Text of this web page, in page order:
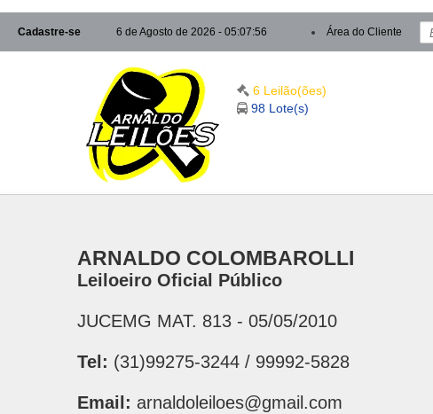
Cadastre-se 6 de Agosto de 2026 - 05:07:56 Área do Cliente
6 Leilão(ões)
98 Lote(s)
ARNALDO COLOMBAROLLI
Leiloeiro Oficial Público
JUCEMG MAT. 813 - 05/05/2010
Tel: (31)99275-3244 / 99992-5828
Email: arnaldoleiloes@gmail.com